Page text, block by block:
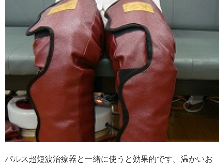
パルス超短波治療器と⼀緒に使うと効果的です。温かいお